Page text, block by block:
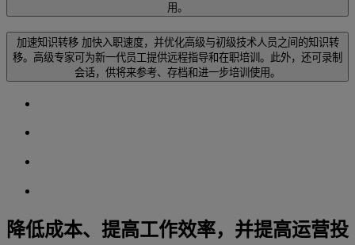
用。
加速知识转移 加快入职速度，并优化高级与初级技术人员之间的知识转
移。高级专家可为新一代员工提供远程指导和在职培训。此外，还可录制
会话，供将来参考、存档和进一步培训使用。
降低成本、提高工作效率，并提高运营投